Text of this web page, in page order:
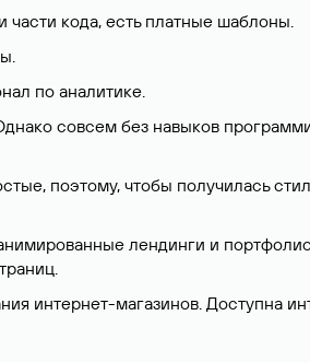
части кода, есть платные шаблоны.
по аналитике.
совсем без навыков
поэтому, чтобы получилась
лендинги и
интернет-магазинов. Доступна